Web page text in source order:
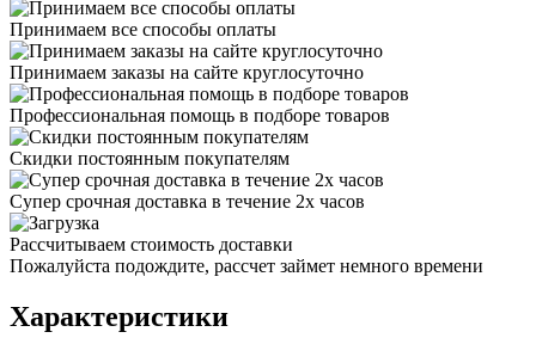
Принимаем все способы оплаты
Принимаем заказы на сайте круглосуточно
Профессиональная помощь в подборе товаров
Скидки постоянным покупателям
Супер срочная доставка в течение 2х часов
Рассчитываем стоимость доставки
Пожалуйста подождите, рассчет займет немного времени
Характеристики